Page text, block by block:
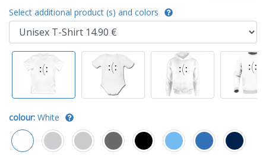
Select additional product (s) and colors
colour: White